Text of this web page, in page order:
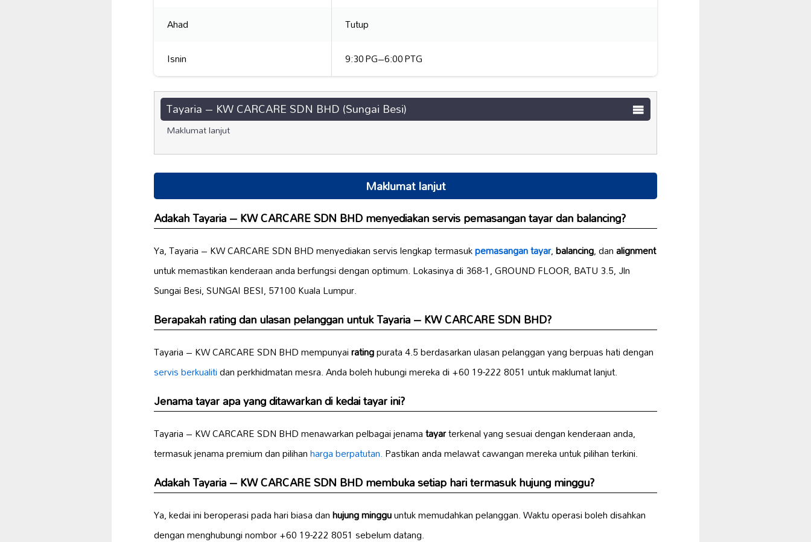
Ahad
Tutup
Isnin
9:30 PG–6:00 PTG
Tayaria – KW CARCARE SDN BHD (Sungai Besi)
Maklumat lanjut
Maklumat lanjut
Adakah Tayaria – KW CARCARE SDN BHD menyediakan servispemasangan tayardanbalancing?
Ya, Tayaria – KW CARCARE SDN BHD menyediakan servis lengkap termasukpemasangan tayar,balancing, danalignment
untuk memastikan kenderaan anda berfungsi dengan optimum. Lokasinya di 368-1, GROUND FLOOR, BATU 3.5, Jln
Sungai Besi, SUNGAI BESI, 57100 Kuala Lumpur.
Berapakahratingdanulasanpelanggan untuk Tayaria – KW CARCARE SDN BHD?
Tayaria – KW CARCARE SDN BHD mempunyairatingpurata 4.5 berdasarkan ulasan pelanggan yang berpuas hati dengan
servis berkualitidan perkhidmatan mesra. Anda boleh hubungi mereka di +60 19-222 8051 untuk maklumat lanjut.
Jenama tayar apa yang ditawarkan dikedai tayarini?
Tayaria – KW CARCARE SDN BHD menawarkan pelbagai jenamatayarterkenal yang sesuai dengan kenderaan anda,
termasuk jenama premium dan pilihanharga berpatutan.Pastikan anda melawat cawangan mereka untuk pilihan terkini.
Adakah Tayaria – KW CARCARE SDN BHD membuka setiap hari termasukhujung minggu?
Ya, kedai ini beroperasi pada hari biasa danhujung mingguuntuk memudahkan pelanggan. Waktu operasi boleh disahkan
dengan menghubungi nombor +60 19-222 8051 sebelum datang.